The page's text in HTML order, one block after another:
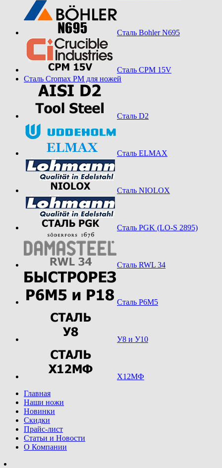
Сталь Bohler N695
Сталь CPM 15V
Сталь Cromax PM для ножей
Сталь D2
Сталь ELMAX
Сталь NIOLOX
Сталь PGK (LO-S 2895)
Сталь RWL 34
Сталь Р6М5
У8 и У10
Х12МФ
Главная
Наши ножи
Новинки
Скидки
Прайс-лист
Статьи и Новости
О Компании